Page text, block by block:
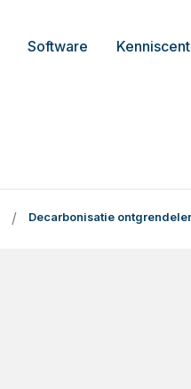
Software
/ Decarbonisatie